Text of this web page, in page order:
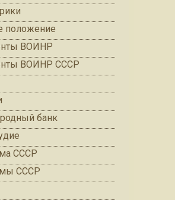
положение
ВОИНР
ВОИНР СССР
банк
СССР
СССР